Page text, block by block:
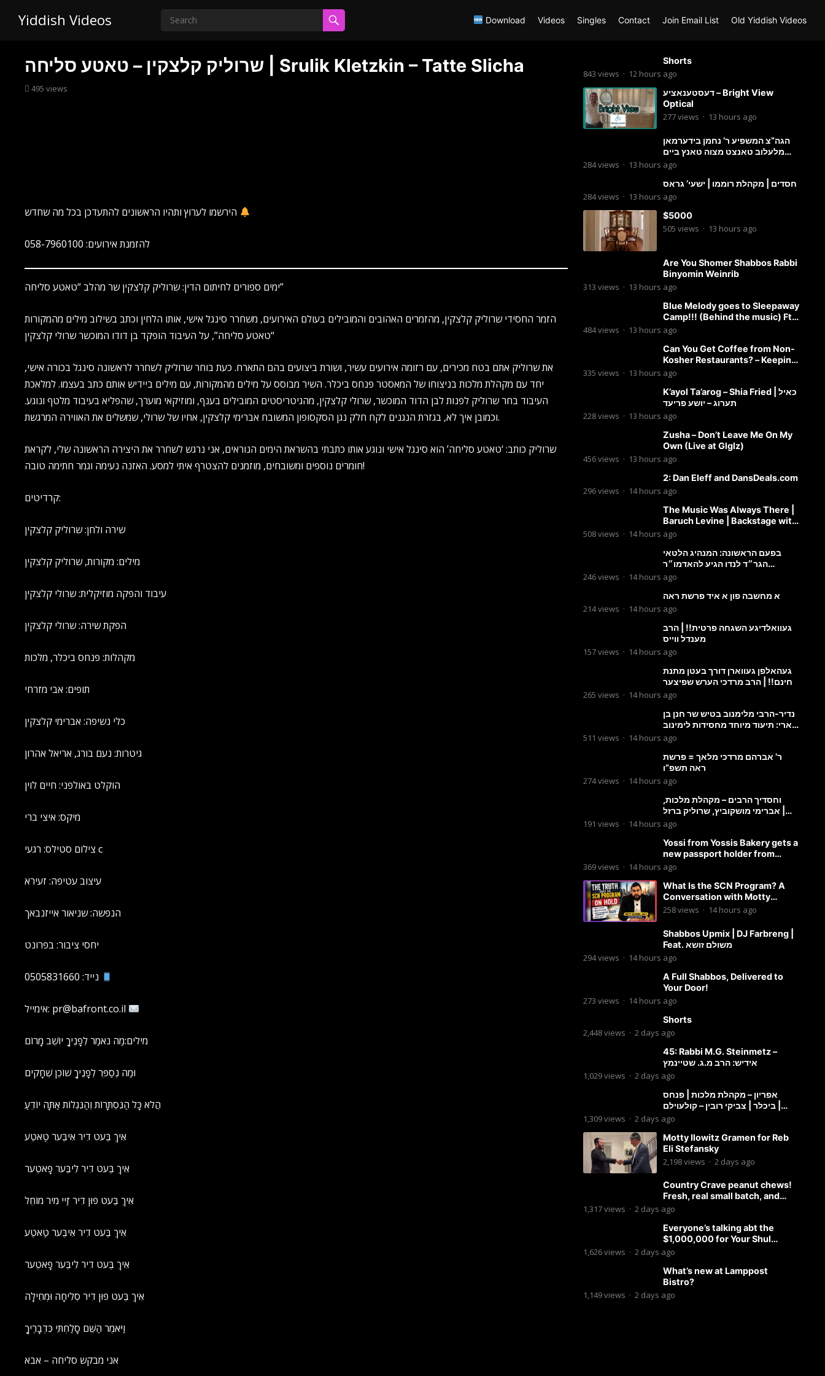
Yiddish Videos Download Videos Singles Contact Join Email List Old Yiddish Videos
שרוליק קלצקין – טאטע סליחה | Srulik Kletzkin – Tatte Slicha
495 views
להזמנת אירועים: 058-7960100
ימים ספורים לחיתום הדין: שרוליק קלצקין שר מהלב “טאטע סליחה”
הזמר החסידי שרוליק קלצקין, מהזמרים האהובים והמובילים בעולם האירועים, משחרר סינגל אישי, אותו הלחין וכתב בשילוב מילים מהמקורות
“טאטע סליחה”, על העיבוד הופקד בן דודו המוכשר שרולי קלצקין
את שרוליק אתם בטח מכירים, עם רזומה אירועים עשיר, ושורת ביצועים בהם התארח. כעת בוחר שרוליק לשחרר לראשונה סינגל בכורה אישי,
יחד עם מקהלת מלכות בניצוחו של המאסטר פנחס ביכלר. השיר מבוסס על מילים מהמקורות, עם מילים ביידיש אותם כתב בעצמו. למלאכת
העיבוד בחר שרוליק לפנות לבן הדוד המוכשר, שרולי קלצקין, מהגיטריסטים המובילים בענף, ומוזיקאי מוערך, שהפליא בעיבוד מלטף ונוגע.
וכמובן איך לא, בגזרת הנגנים לקח חלק נגן הסקסופון המשובח אברימי קלצקין, אחיו של שרולי, שמשלים את האווירה המרגשת.
שרוליק כותב: ‘טאטע סליחה’ הוא סינגל אישי ונוגע אותו כתבתי בהשראת הימים הנוראים, אני נרגש לשחרר את היצירה הראשונה שלי, לקראת
חומרים נוספים ומשובחים, מוזמנים להצטרף איתי למסע. האזנה נעימה וגמר חתימה טובה!
קרדיטים:
שירה ולחן: שרוליק קלצקין
מילים: מקורות, שרוליק קלצקין
עיבוד והפקה מוזיקלית: שרולי קלצקין
הפקת שירה: שרולי קלצקין
מקהלות: פנחס ביכלר, מלכות
תופים: אבי מזרחי
כלי נשיפה: אברימי קלצקין
גיטרות: נעם בורג, אריאל אהרון
הוקלט באולפני: חיים לוין
מיקס: איצי ברי
צילום סטילס: רגעי c
עיצוב עטיפה: זעירא
הנפשה: שניאור אייזנבאך
יחסי ציבור: בפרונט
אימייל: pr@bafront.co.il
מילים:מַה נֹאמַר לְפָנֶיךָ יוֹשֵׁב מָרוֹם
וּמַה נְסַפֵּר לְפָנֶיךָ שׁוֹכֵן שְׁחָקִים
הֲלֹא כָּל הַנִּסְתָּרוֹת וְהַנִּגְלוֹת אַתָּה יוֹדֵעַ
אִיךְ בֶּעט דִיר אִיבֶּער טַאטֶע
אִיךְ בֶּעט דִיר לִיבֶּער פָאטֶער
אִיךְ בֶּעט פוּן דִיר זַיי מִיר מוֹחֵל
אִיךְ בֶּעט דִיר אִיבֶּער טַאטֶע
אִיךְ בֶּעט דִיר לִיבֶּער פָאטֶער
אִיךְ בֶּעט פוּן דִיר סְלִיחָה וּמְחִילָה
וַיֹּאמֶר הַשֵּׁם סָלַחְתִּי כִּדְבָרֶיךָ
אני מבקש סליחה – אבא
Shorts
843 views · 12 hours ago
דעסטענאציע – Bright View
Optical
277views · 13 hours ago
הגה”צ המשפיע ר’ נחמן בידערמאן
מלעלוב טאנצט מצוה טאנץ ביים
שמחת החתונה פון בנו החתן
284views · 13 hours ago
חסדים | מקהלת רוממו | ישעי’ גראס
284views · 13 hours ago
$5000
505 views · 13 hours ago
Are You Shomer Shabbos Rabbi
Binyomin Weinrib
313 views · 13 hours ago
Blue Melody goes to Sleepaway
Camp!!! (Behind the music) Ft.
Dovid Berger and Chaim Brown
484views · 13 hours ago
Can You Get Coffee from Non-
Kosher Restaurants? – Keeping
it Kosher Clips
335 views · 13 hours ago
K’ayol Ta’arog – Shia Fried | כאיל
תערוג – יושע פריעד
228views · 13 hours ago
Zusha – Don’t Leave Me On My
Own (Live at Glglz)
456views · 13 hours ago
2: Dan Eleff and DansDeals.com
296views · 14 hours ago
The Music Was Always There |
Baruch Levine | Backstage with
Benny
508views · 14 hours ago
בפעם הראשונה: המנהיג הלטאי
הגר״ד לנדו הגיע להאדמו״ר
מבעלזא: תיעוד ראשוני מהפגישה
246views · 14 hours ago
א מחשבה פון א איד פרשת ראה
214views · 14 hours ago
געוואלדיגע השגחה פרטית!! | הרב
מענדל ווייס
157views · 14 hours ago
געהאלפן געווארן דורך בעטן מתנת
חינם!! | הרב מרדכי הערש שפיצער
265 views · 14 hours ago
נדיר-הרבי מלימנוב בטיש שר חנן בן
ארי: תיעוד מיוחד מחסידות לימינוב
511 views · 14 hours ago
ר’ אברהם מרדכי מלאך = פרשת
ראה תשפ”ו
274views · 14 hours ago
וחסדיך הרבים – מקהלת מלכות,
אברימי מושקוביץ, שרוליק ברזל |
Malchus Choir
191 views · 14 hours ago
Yossi from Yossis Bakery gets a
new passport holder from
Globekeeper.co
369views · 14 hours ago
What Is the SCN Program? A
Conversation with Motty
Solomon
258views · 14 hours ago
Shabbos Upmix | DJ Farbreng |
Feat. משולם זושא
294views · 14 hours ago
A Full Shabbos, Delivered to
Your Door!
273 views · 14 hours ago
Shorts
2,448views · 2 days ago
45: Rabbi M.G. Steinmetz –
אידיש: הרב מ.ג. שטיינמץ
1,029views · 2 days ago
אפריון – מקהלת מלכות | פנחס
ביכלר | צביקי רובין – קולעוילם |
Malchus Choir, Tzviki Rubin
1,309views · 2 days ago
Motty Ilowitz Gramen for Reb
Eli Stefansky
2,198views · 2 days ago
Country Crave peanut chews!
Fresh, real small batch, and
soft! – Status Island
1,317views · 2 days ago
Everyone’s talking abt the
$1,000,000 for Your Shul
Tosfos Yom Tov “No Talking by
1,626views · 2 days ago
What’s new at Lamppost
Bistro?
1,149views · 2 days ago